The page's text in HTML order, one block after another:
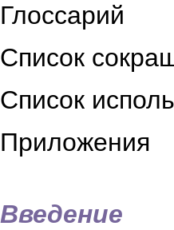
Глоссарий
Список
Список
Приложения
Введение